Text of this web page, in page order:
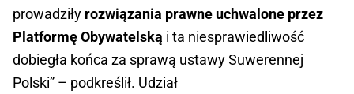
prowadziły rozwiązania prawne uchwalone przez
Platformę Obywatelską i ta niesprawiedliwość
dobiegła końca za sprawą ustawy Suwerennej
Polski” – podkreślił. Udział